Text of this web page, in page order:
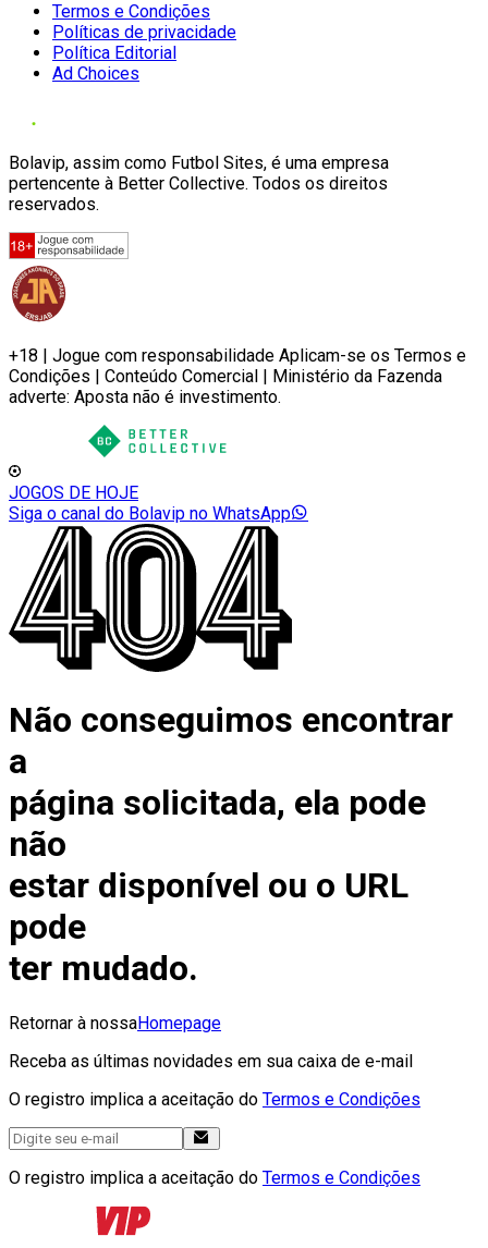
Termos e Condições
Políticas de privacidade
Política Editorial
Ad Choices
Bolavip, assim como Futbol Sites, é uma empresa
pertencente à Better Collective. Todos os direitos
reservados.
+18 | Jogue com responsabilidade Aplicam-se os Termos e
Condições | Conteúdo Comercial | Ministério da Fazenda
adverte: Aposta não é investimento.
JOGOS DE HOJE
Siga o canal do Bolavip no WhatsApp
Não conseguimos encontrar
a
página solicitada, ela pode
não
estar disponível ou o URL
pode
ter mudado.
Retornar à nossaHomepage
Receba as últimas novidades em sua caixa de e-mail
O registro implica a aceitação do Termos e Condições
O registro implica a aceitação do Termos e Condições